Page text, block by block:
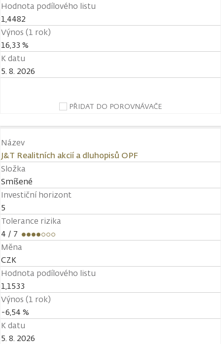
Hodnota podílového listu
1,4482
Výnos (1 rok)
16,33 %
K datu
5. 8. 2026
PŘIDAT DO POROVNÁVAČE
Název
J&T Realitních akcií a dluhopisů OPF
Složka
Smíšené
Investiční horizont
5
Tolerance rizika
4 / 7
Měna
CZK
Hodnota podílového listu
1,1533
Výnos (1 rok)
-6,54 %
K datu
5. 8. 2026